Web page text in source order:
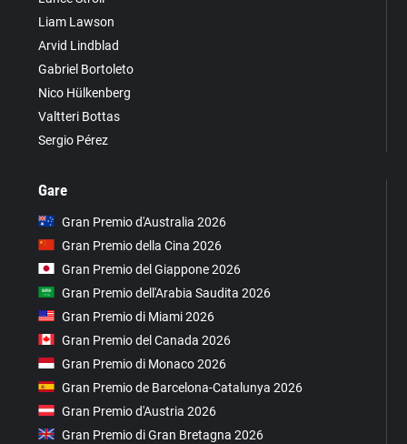
Liam Lawson
Arvid Lindblad
Gabriel Bortoleto
Nico Hülkenberg
Valtteri Bottas
Sergio Pérez
Gare
Gran Premio d'Australia 2026
Gran Premio della Cina 2026
Gran Premio del Giappone 2026
Gran Premio dell'Arabia Saudita 2026
Gran Premio di Miami 2026
Gran Premio del Canada 2026
Gran Premio di Monaco 2026
Gran Premio de Barcelona-Catalunya 2026
Gran Premio d'Austria 2026
Gran Premio di Gran Bretagna 2026